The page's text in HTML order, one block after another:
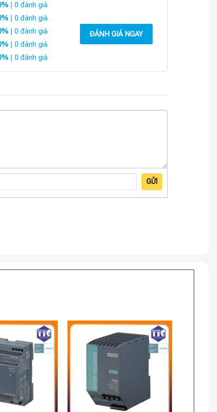
| 0 đánh giá
| 0 đánh giá
| 0 đánh giá
| 0 đánh giá
| 0 đánh giá
ĐÁNH GIÁ NGAY
GỬI